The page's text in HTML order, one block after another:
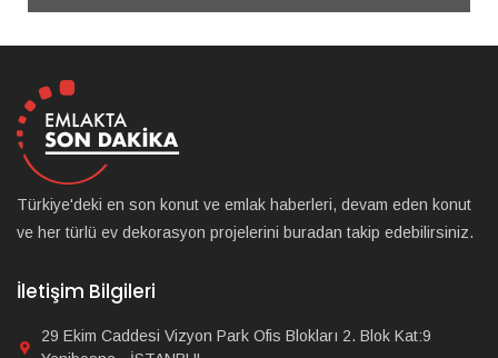
Türkiye'deki en son konut ve emlak haberleri, devam eden konut
ve her türlü ev dekorasyon projelerini buradan takip edebilirsiniz.
İletişim Bilgileri
29 Ekim Caddesi Vizyon Park Ofis Blokları 2. Blok Kat:9